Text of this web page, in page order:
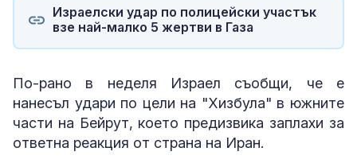
Израелски удар по полицейски участък
взе най-малко 5 жертви в Газа
По-рано в неделя Израел съобщи, че е
нанесъл удари по цели на "Хизбула" в южните
части на Бейрут, което предизвика заплахи за
ответна реакция от страна на Иран.